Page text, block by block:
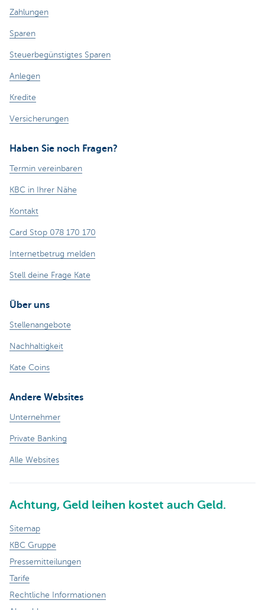
Zahlungen
Sparen
Steuerbegünstigtes Sparen
Anlegen
Kredite
Versicherungen
Haben Sie noch Fragen?
Termin vereinbaren
KBC in Ihrer Nähe
Kontakt
Card Stop 078 170 170
Internetbetrug melden
Stell deine Frage Kate
Über uns
Stellenangebote
Nachhaltigkeit
Kate Coins
Andere Websites
Unternehmer
Private Banking
Alle Websites
Achtung, Geld leihen kostet auch Geld.
Sitemap
KBC Gruppe
Pressemitteilungen
Tarife
Rechtliche Informationen